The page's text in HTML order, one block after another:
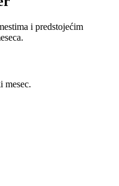
i predstojećim
mesec.